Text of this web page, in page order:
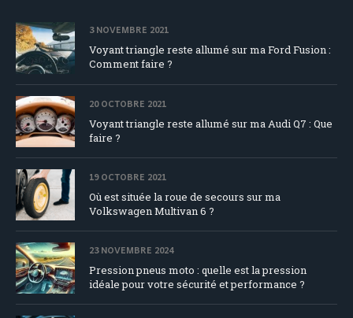
3 NOVEMBRE 2021
Voyant triangle reste allumé sur ma Ford Fusion :
Comment faire ?
20 OCTOBRE 2021
Voyant triangle reste allumé sur ma Audi Q7 : Que
faire ?
19 OCTOBRE 2021
Où est située la roue de secours sur ma
Volkswagen Multivan 6 ?
23 NOVEMBRE 2024
Pression pneus moto : quelle est la pression
idéale pour votre sécurité et performance ?